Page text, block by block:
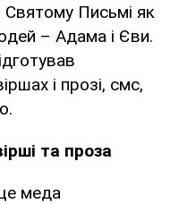
Святому Письмі як
– Адама і Єви.
і прозі, смс,
та проза
меда